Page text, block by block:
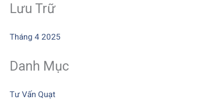
Lưu Trữ
Tháng 4 2025
Danh Mục
Tư Vấn Quạt